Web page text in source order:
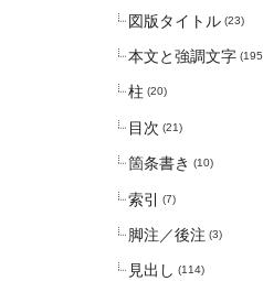
図版タイトル (23)
本文と強調文字
柱 (20)
目次 (21)
箇条書き (10)
索引 (7)
脚注／後注 (3)
見出し (114)